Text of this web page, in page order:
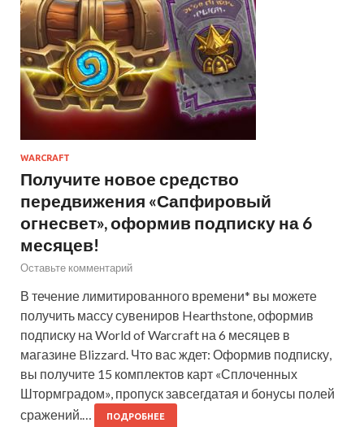
WARCRAFT
Получите новое средство
передвижения «Сапфировый
огнесвет», оформив подписку на 6
месяцев!
Оставьте комментарий
В течение лимитированного времени* вы можете
получить массу сувениров Hearthstone, оформив
подписку на World of Warcraft на 6 месяцев в
магазине Blizzard. Что вас ждет: Оформив подписку,
вы получите 15 комплектов карт «Сплоченных
Штормградом», пропуск завсегдатая и бонусы полей
сражений.…
ПОДРОБНЕЕ